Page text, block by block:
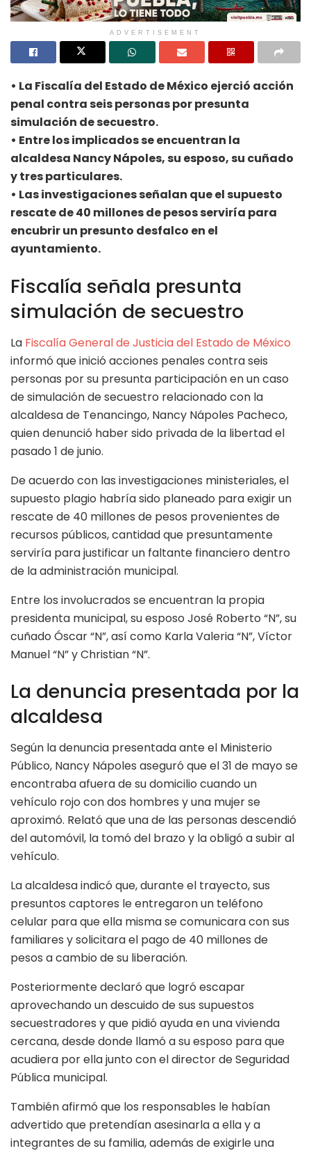
ADVERTISEMENT
• La Fiscalía del Estado de México ejerció acción
penal contra seis personas por presunta
simulación de secuestro.
• Entre los implicados se encuentran la
alcaldesa Nancy Nápoles, su esposo, su cuñado
y tres particulares.
• Las investigaciones señalan que el supuesto
rescate de 40 millones de pesos serviría para
encubrir un presunto desfalco en el
ayuntamiento.
Fiscalía señala presunta
simulación de secuestro
La Fiscalía General de Justicia del Estado de México
informó que inició acciones penales contra seis
personas por su presunta participación en un caso
de simulación de secuestro relacionado con la
alcaldesa de Tenancingo, Nancy Nápoles Pacheco,
quien denunció haber sido privada de la libertad el
pasado 1 de junio.
De acuerdo con las investigaciones ministeriales, el
supuesto plagio habría sido planeado para exigir un
rescate de 40 millones de pesos provenientes de
recursos públicos, cantidad que presuntamente
serviría para justificar un faltante financiero dentro
de la administración municipal.
Entre los involucrados se encuentran la propia
presidenta municipal, su esposo José Roberto “N”, su
cuñado Óscar “N”, así como Karla Valeria “N”, Víctor
Manuel “N” y Christian “N”.
La denuncia presentada por la
alcaldesa
Según la denuncia presentada ante el Ministerio
Público, Nancy Nápoles aseguró que el 31 de mayo se
encontraba afuera de su domicilio cuando un
vehículo rojo con dos hombres y una mujer se
aproximó. Relató que una de las personas descendió
del automóvil, la tomó del brazo y la obligó a subir al
vehículo.
La alcaldesa indicó que, durante el trayecto, sus
presuntos captores le entregaron un teléfono
celular para que ella misma se comunicara con sus
familiares y solicitara el pago de 40 millones de
pesos a cambio de su liberación.
Posteriormente declaró que logró escapar
aprovechando un descuido de sus supuestos
secuestradores y que pidió ayuda en una vivienda
cercana, desde donde llamó a su esposo para que
acudiera por ella junto con el director de Seguridad
Pública municipal.
También afirmó que los responsables le habían
advertido que pretendían asesinarla a ella y a
integrantes de su familia, además de exigirle una